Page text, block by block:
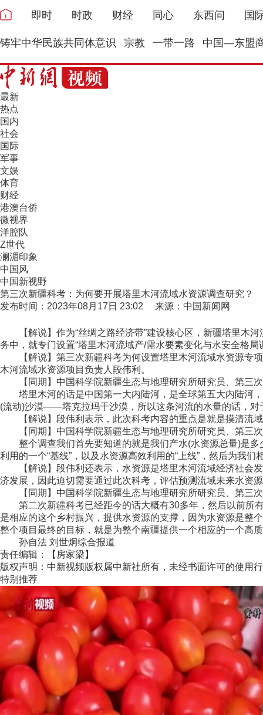
即时 时政 财经 同心 东西问 国
铸牢中华民族共同体意识 宗教 一带一路 中国—东盟
最新
热点
国内
社会
国际
军事
文娱
体育
财经
港澳台侨
微视界
洋腔队
Z世代
澜湄印象
中国风
中国新视野
第三次新疆科考：为何要开展塔里木河流域水资源调查研究？
发布时间：2023年08月17日 23:02 来源：中国新闻网
【解说】作为“丝绸之路经济带”建设核心区，新疆塔里木河
务中，就专门设置“塔里木河流域产/需水要素变化与水安全格
【解说】第三次新疆科考为何设置塔里木河流域水资源专项
木河流域水资源项目负责人段伟利。
【同期】中国科学院新疆生态与地理研究所研究员、第三
塔里木河的话是中国第一大内陆河，是全球第五大内陆河，
(流动)沙漠——塔克拉玛干沙漠，所以这条河流的水量的话，
【解说】段伟利表示，此次科考内容的重点是就是摸清流域
【同期】中国科学院新疆生态与地理研究所研究员、第三
整个调查我们首先要知道的就是我们产水(水资源总量)是多
利用的一个“基线”，以及水资源高效利用的“上线”，然后为我
【解说】段伟利还表示，水资源是塔里木河流域经济社会发
济发展，因此迫切需要通过此次科考，评估预测流域未来水资
【同期】中国科学院新疆生态与地理研究所研究员、第三
第二次新疆科考已经距今的话大概有30多年，然后以前所有
是相应的这个乡村振兴，提供水资源的支撑，因为水资源是整
整个项目最终的目标，就是为整个南疆提供一个相应的一个高
孙自法 刘世炯综合报道
责任编辑：【房家梁】
版权声明：中新视频版权属中新社所有，未经书面许可的使用
特别推荐